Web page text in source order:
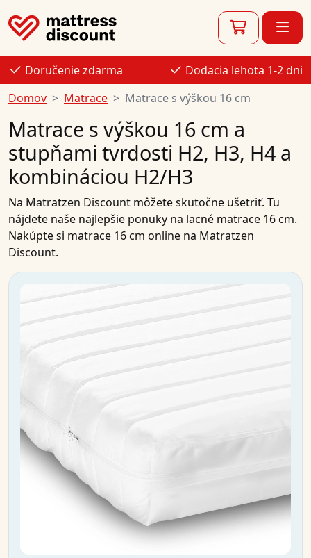
Doručenie zdarma
Dodacia lehota 1-2 dni
Domov
Matrace Matrace s výškou 16 cm
Matrace s výškou 16 cm a
stupňami tvrdosti H2, H3, H4 a
kombináciou H2/H3
Na Matratzen Discount môžete skutočne ušetriť. Tu
nájdete naše najlepšie ponuky na lacné matrace 16 cm.
Nakúpte si matrace 16 cm online na Matratzen
Discount.